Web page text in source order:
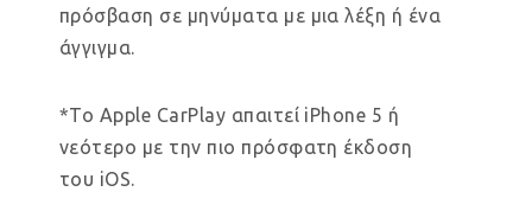
πρόσβαση σε μηνύματα με μια λέξη ή ένα
άγγιγμα.
*Το Apple CarPlay απαιτεί iPhone 5 ή
νεότερο με την πιο πρόσφατη έκδοση
του iOS.